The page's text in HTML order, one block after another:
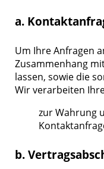
a.
Um Ihre Anfragen
Zusammenhang
lassen, sowie die
Wir verarbeiten
zur Wahrung
b.